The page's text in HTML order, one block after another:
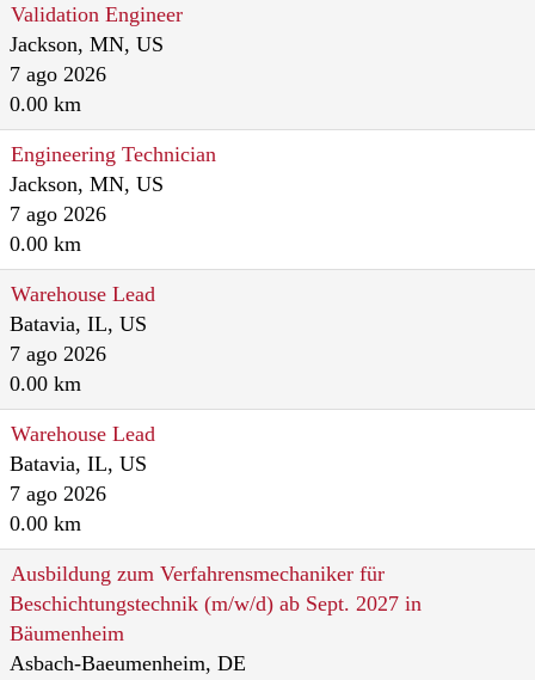
Validation Engineer
Jackson, MN, US
7 ago 2026
0.00 km
Engineering Technician
Jackson, MN, US
7 ago 2026
0.00 km
Warehouse Lead
Batavia, IL, US
7 ago 2026
0.00 km
Warehouse Lead
Batavia, IL, US
7 ago 2026
0.00 km
Ausbildung zum Verfahrensmechaniker für
Beschichtungstechnik (m/w/d) ab Sept. 2027 in
Bäumenheim
Asbach-Baeumenheim, DE